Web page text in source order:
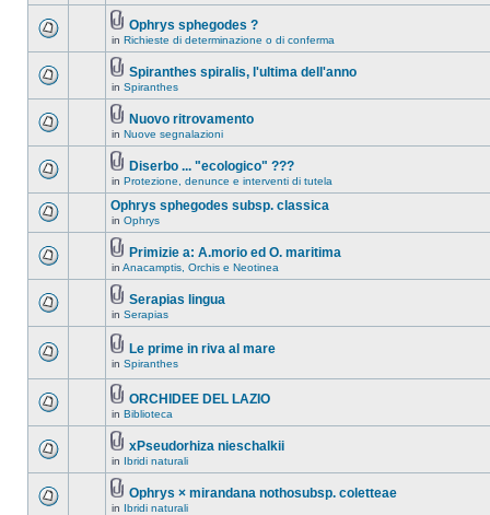
Ophrys sphegodes ?
in Richieste di determinazione o di conferma
Spiranthes spiralis, l'ultima dell'anno
in Spiranthes
Nuovo ritrovamento
in Nuove segnalazioni
Diserbo ... "ecologico" ???
in Protezione, denunce e interventi di tutela
Ophrys sphegodes subsp. classica
in Ophrys
Primizie a: A.morio ed O. maritima
in Anacamptis, Orchis e Neotinea
Serapias lingua
in Serapias
Le prime in riva al mare
in Spiranthes
ORCHIDEE DEL LAZIO
in Biblioteca
xPseudorhiza nieschalkii
in Ibridi naturali
Ophrys × mirandana nothosubsp. coletteae
in Ibridi naturali